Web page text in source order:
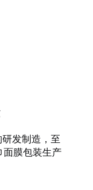
发制造，至
膜包装生产